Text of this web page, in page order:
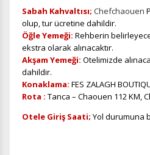
Sabah Kahvaltısı; Chefchaouen
olup, tur ücretine dahildir.
Öğle Yemeği: Rehberin
ekstra olarak alınacaktır.
Akşam Yemeği: Otelimizde
dahildir.
Konaklama: FES ZALAGH
Rota : Tanca – Chaouen 112 KM,
Otele Giriş Saati; Yol durumuna